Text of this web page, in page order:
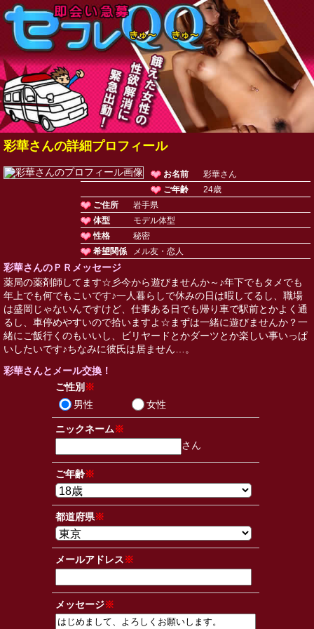
彩華さんの詳細プロフィール
お名前
彩華さん
ご年齢
24歳
ご住所
岩手県
体型
モデル体型
性格
秘密
希望関係
メル友・恋人
彩華さんのＰＲメッセージ
薬局の薬剤師してます☆彡今から遊びませんか～♪年下でもタメでも
年上でも何でもこいです♪一人暮らしで休みの日は暇してるし、職場
は盛岡じゃないんですけど、仕事ある日でも帰り車で駅前とかよく通
るし、車停めやすいので拾いますよ☆まずは一緒に遊びませんか？一
緒にご飯行くのもいいし、ビリヤードとかダーツとか楽しい事いっぱ
いしたいです♪ちなみに彼氏は居ません…。
彩華さんとメール交換！